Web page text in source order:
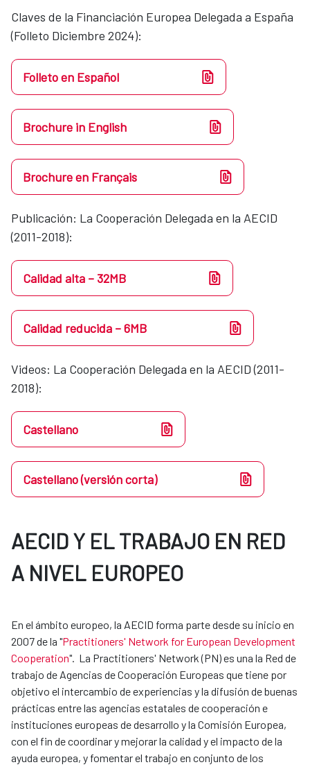
Claves de la Financiación Europea Delegada a España
(Folleto Diciembre 2024):
Folleto en Español
Brochure in English
Brochure en Français
Publicación: La Cooperación Delegada en la AECID
(2011-2018):
Calidad alta – 32MB
Calidad reducida – 6MB
Videos​​: La Cooperación Delegada en la AECID (2011-
2018):
Castellano
Castellano (versión corta)
AECID Y EL TRABAJO EN RED
A NIVEL EUROPEO
En el ámbito europeo, la AECID forma parte desde su inicio en
2007 de la "Practitioners' Network for European Development
Cooperation". La Practitioners' Network (PN) es una la Red de
trabajo de Agencias de Cooperación Europeas que tiene por
objetivo el intercambio de experiencias y la difusión de buenas
prácticas entre las agencias estatales de cooperación e
instituciones europeas de desarrollo y la Comisión Europea,
con el fin de coordinar y mejorar la calidad y el impacto de la
ayuda europea, y fomentar el trabajo en conjunto de los